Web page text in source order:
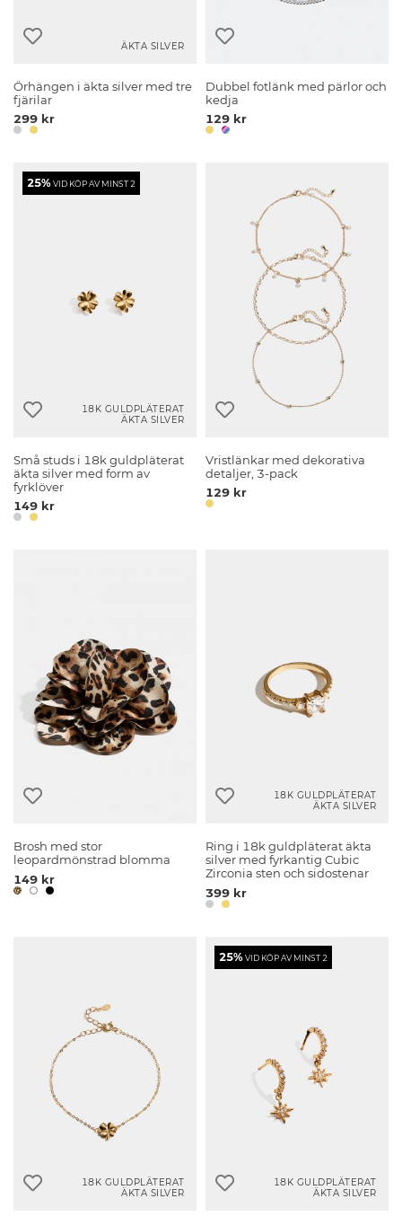
ÄKTA SILVER
Örhängen i äkta silver med tre
fjärilar
299 kr
Dubbel fotlänk med pärlor och
kedja
129 kr
25%VID KÖP AV MINST 2
18K GULDPLÄTERAT
ÄKTA SILVER
Små studs i 18k guldpläterat
äkta silver med form av
fyrklöver
149 kr
Vristlänkar med dekorativa
detaljer, 3-pack
129 kr
Brosh med stor
leopardmönstrad blomma
149 kr
18K GULDPLÄTERAT
ÄKTA SILVER
Ring i 18k guldpläterat äkta
silver med fyrkantig Cubic
Zirconia sten och sidostenar
399 kr
18K GULDPLÄTERAT
ÄKTA SILVER
25%VID KÖP AV MINST 2
18K GULDPLÄTERAT
ÄKTA SILVER